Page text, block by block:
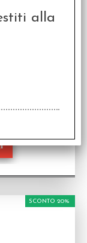
SCONTO 20%
alla